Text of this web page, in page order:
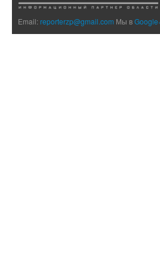
Email:reporterzp@gmail.com Мы в